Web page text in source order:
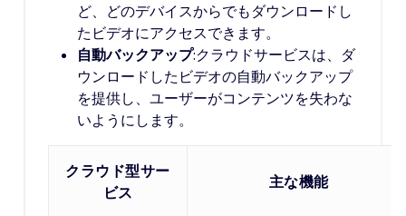
ど、どのデバイスからでもダウンロードし
たビデオにアクセスできます。
自動バックアップ:クラウドサービスは、ダ
ウンロードしたビデオの自動バックアップ
を提供し、ユーザーがコンテンツを失わな
いようにします。
クラウド型サー
ビス
主な機能